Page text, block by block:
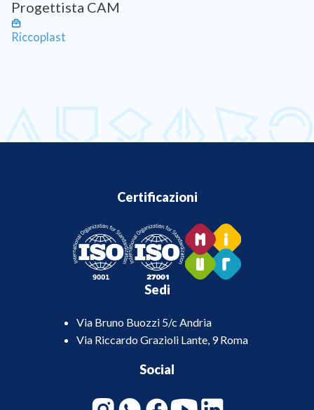
Progettista CAM
Riccoplast
Certificazioni
Sedi
Via Bruno Buozzi 5/c Andria
Via Riccardo Grazioli Lante, 9 Roma
Social